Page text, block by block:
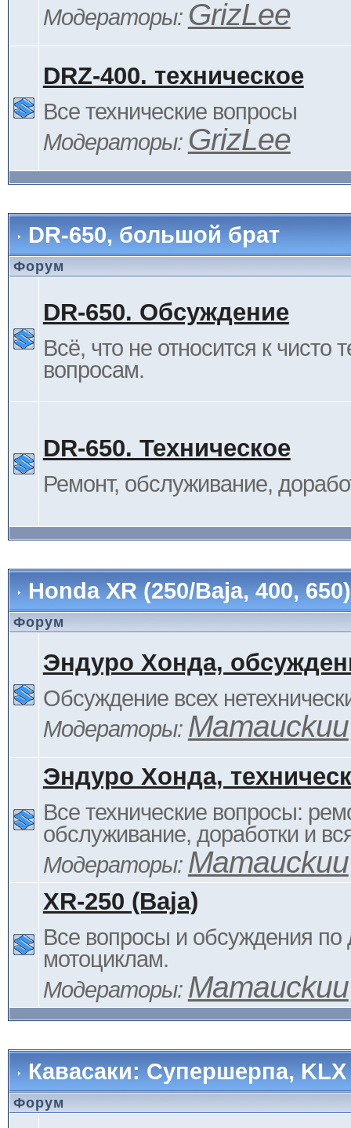
Модераторы: GrizLee
DRZ-400. техническое
Все технические вопросы
Модераторы: GrizLee
DR-650, большой брат
Форум
DR-650. Обсуждение
Всё, что не относится к чисто
вопросам.
DR-650. Техническое
Ремонт, обслуживание,
Honda XR (250/Baja, 400,
Форум
Эндуро Хонда,
Обсуждение всех
Модераторы: Mamauckuu
Эндуро Хонда,
Все технические вопросы:
обслуживание, доработки и
Модераторы: Mamauckuu
XR-250 (Baja)
Все вопросы и обсуждения
мотоциклам.
Модераторы: Mamauckuu
Кавасаки: Супершерпа,
Форум